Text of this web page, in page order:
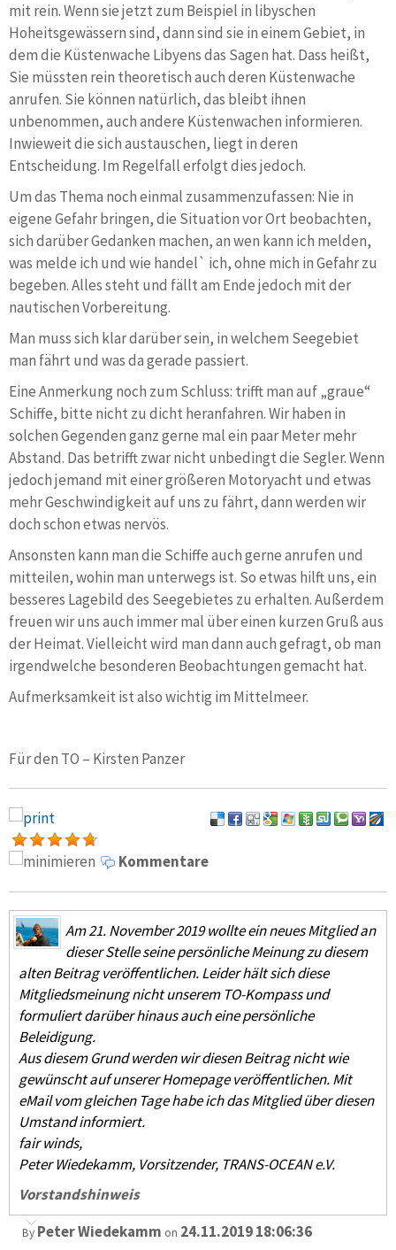
mit rein. Wenn sie jetzt zum Beispiel in libyschen
Hoheitsgewässern sind, dann sind sie in einem Gebiet, in
dem die Küstenwache Libyens das Sagen hat. Dass heißt,
Sie müssten rein theoretisch auch deren Küstenwache
anrufen. Sie können natürlich, das bleibt ihnen
unbenommen, auch andere Küstenwachen informieren.
Inwieweit die sich austauschen, liegt in deren
Entscheidung. Im Regelfall erfolgt dies jedoch.
Um das Thema noch einmal zusammenzufassen: Nie in
eigene Gefahr bringen, die Situation vor Ort beobachten,
sich darüber Gedanken machen, an wen kann ich melden,
was melde ich und wie handel` ich, ohne mich in Gefahr zu
begeben. Alles steht und fällt am Ende jedoch mit der
nautischen Vorbereitung.
Man muss sich klar darüber sein, in welchem Seegebiet
man fährt und was da gerade passiert.
Eine Anmerkung noch zum Schluss: trifft man auf „graue“
Schiffe, bitte nicht zu dicht heranfahren. Wir haben in
solchen Gegenden ganz gerne mal ein paar Meter mehr
Abstand. Das betrifft zwar nicht unbedingt die Segler. Wenn
jedoch jemand mit einer größeren Motoryacht und etwas
mehr Geschwindigkeit auf uns zu fährt, dann werden wir
doch schon etwas nervös.
Ansonsten kann man die Schiffe auch gerne anrufen und
mitteilen, wohin man unterwegs ist. So etwas hilft uns, ein
besseres Lagebild des Seegebietes zu erhalten. Außerdem
freuen wir uns auch immer mal über einen kurzen Gruß aus
der Heimat. Vielleicht wird man dann auch gefragt, ob man
irgendwelche besonderen Beobachtungen gemacht hat.
Aufmerksamkeit ist also wichtig im Mittelmeer.
Für den TO – Kirsten Panzer
Kommentare
Am 21. November 2019 wollte ein neues Mitglied an
dieser Stelle seine persönliche Meinung zu diesem
alten Beitrag veröffentlichen. Leider hält sich diese
Mitgliedsmeinung nicht unserem TO-Kompass und
formuliert darüber hinaus auch eine persönliche
Beleidigung.
Aus diesem Grund werden wir diesen Beitrag nicht wie
gewünscht auf unserer Homepage veröffentlichen. Mit
eMail vom gleichen Tage habe ich das Mitglied über diesen
Umstand informiert.
fair winds,
Peter Wiedekamm, Vorsitzender, TRANS-OCEAN e.V.
Vorstandshinweis
By Peter Wiedekamm on 24.11.2019 18:06:36